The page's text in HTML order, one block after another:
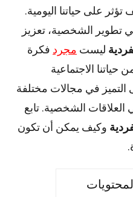
تؤثر على حياتنا اليومية.
تطوير الشخصية، تعزيز
ليست مجرد فكرة
الاجتماعية
التميز في مجالات مختلفة
الشخصية. تابع
وكيف يمكن أن تكون